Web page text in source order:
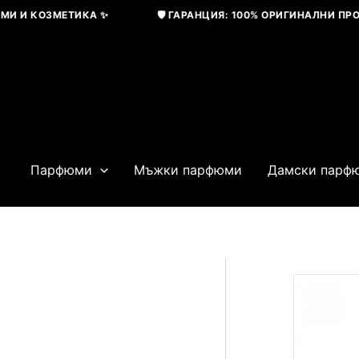
Skip
Парфюми Мъжки парфюми Дамски
КОЗМЕТИКА ✨ 🛡️ ГАРАНЦИЯ: 100% ОРИГИНАЛНИ